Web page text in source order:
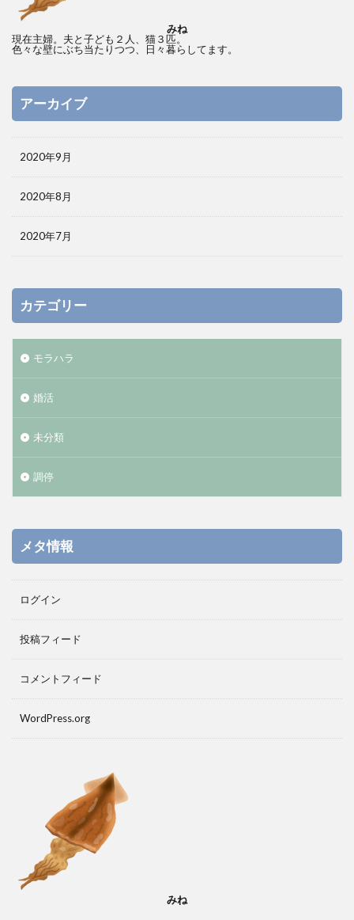
みね
現在主婦。夫と子ども２人、猫３匹。
色々な壁にぶち当たりつつ、日々暮らしてます。
アーカイブ
2020年9月
2020年8月
2020年7月
カテゴリー
モラハラ
婚活
未分類
調停
メタ情報
ログイン
投稿フィード
コメントフィード
WordPress.org
みね